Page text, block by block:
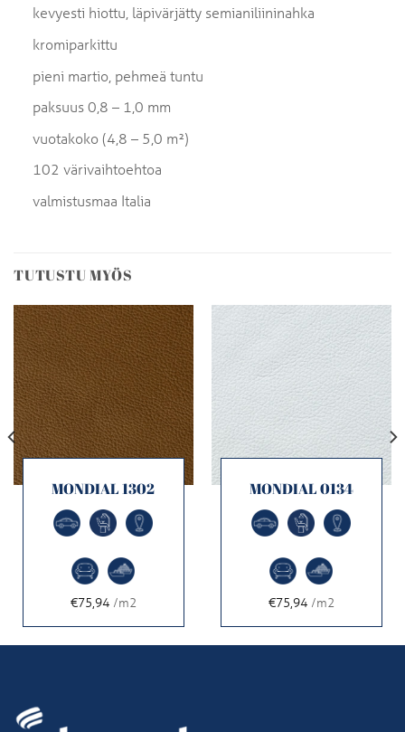
kevyesti hiottu, läpivärjätty semianiliininahka
kromiparkittu
pieni martio, pehmeä tuntu
paksuus 0,8 – 1,0 mm
vuotakoko (4,8 – 5,0 m²)
102 värivaihtoehtoa
valmistusmaa Italia
TUTUSTU MYÖS
MONDIAL 1302
€75,94/m2
MONDIAL 0134
€75,94/m2